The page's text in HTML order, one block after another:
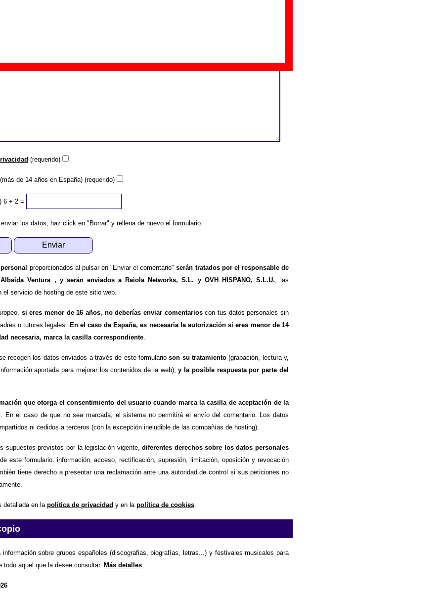
(requerido)
de 14 años en España) (requerido)
6 + 2 =
los datos, haz click en "Borrar" y rellena de nuevo el formulario.
proporcionados al pulsar en "Enviar el comentario"serán tratados por el responsable de
Ventura , y serán enviados a Raiola Networks, S.L. y OVH HISPANO, S.L.U. , las
el servicio de hosting de este sitio web.
si eres menor de 16 años, no deberías enviar comentarioscon tus datos personales sin
o tutores legales.
En el caso de España, es necesaria la autorización si eres menor de 14
necesaria, marca la casilla correspondiente
recogen los datos enviados a través de este formularioson su tratamiento(grabación, lectura y,
aportada para mejorar los contenidos de la web),y la posible respuesta por parte del
que otorga el consentimiento del usuario cuando marca la casilla de aceptación de la
. En el caso de que no sea marcada, el sistema no permitirá el envío del comentario. Los datos
ni cedidos a terceros (con la excepción ineludible de las compañías de hosting).
supuestos previstos por la legislación vigente,diferentes derechos sobre los datos personales
este formulario: información, acceso, rectificación, supresión, limitación, oposición y revocación
tiene derecho a presentar una reclamación ante una autoridad de control si sus peticiones no
detallada en la política de privacidad y en la política de cookies
información sobre grupos españoles (discografias, biografías, letras...) y festivales musicales para
todo aquel que la desee consultar. Más detalles.